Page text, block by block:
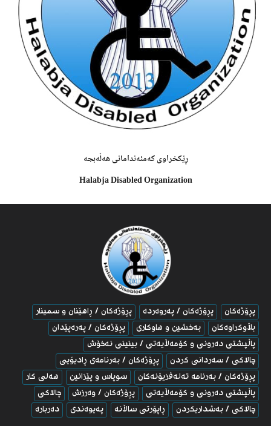
ڕێکخراوى کەمئەندامانى هەڵەبجە
Halabja Disabled Organization
پڕۆژەکان پڕۆژەکان / پەروەردە
پڕۆژەکان / ڕاهێنان و سمینار
بڵاوكراوه‌كان
به‌خشین و هاوکارى
پڕۆژەکان / پەرەپێدان
پاڵپشتی ده‌رونی و كۆمه‌ڵایه‌تی / بینینی نه‌خۆش
چالاکى / سه‌ردانی كردن
پڕۆژەکان / به‌رنامه‌ی ڕادیۆیی
پڕۆژەکان / به‌رنامه‌ ته‌له‌فزیۆنه‌كان
سوپاس و پێزانین
هەلی کار
پاڵپشتی ده‌رونی و كۆمه‌ڵایه‌تی
پڕۆژەکان / وەرزش
چالاکى
چالاکى / بەشداریکردن
ڕاپۆرتى ساڵانە پەیوەندى دەربارە